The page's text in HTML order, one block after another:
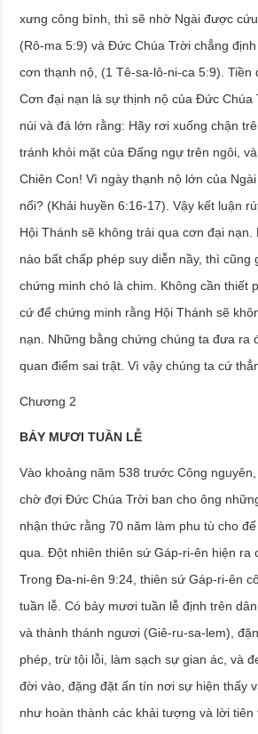
xưng công bình, thì sẽ nhờ Ngài được
(Rô-ma 5:9) và Đức Chúa Trời chẳng
cơn thạnh nộ, (1 Tê-sa-lô-ni-ca 5:9). Tiền
Cơn đại nạn là sự thịnh nộ của Đức Chúa
núi và đá lớn rằng: Hãy rơi xuống chận
tránh khỏi mặt của Đấng ngự trên ngôi,
Chiên Con! Vì ngày thạnh nộ lớn của
nổi? (Khải huyền 6:16-17). Vậy kết luận
Hội Thánh sẽ không trải qua cơn đại nạn.
nào bất chấp phép suy diễn nầy, thì cũng
chứng minh chó là chim. Không cần thiết
cứ để chứng minh rằng Hội Thánh sẽ
nạn. Những bằng chứng chúng ta đưa ra
quan điểm sai trật. Vì vậy chúng ta cứ
Chương 2
BẢY MƯƠI TUẦN LỄ
Vào khoảng năm 538 trước Công
chờ đợi Đức Chúa Trời ban cho ông
nhận thức rằng 70 năm làm phu tù cho
qua. Đột nhiên thiên sứ Gáp-ri-ên hiện ra
Trong Đa-ni-ên 9:24, thiên sứ Gáp-ri-ên
tuần lễ. Có bảy mươi tuần lễ định trên
và thành thánh ngươi (Giê-ru-sa-lem),
phép, trừ tội lỗi, làm sạch sự gian ác, và
đời vào, đặng đặt ấn tín nơi sự hiện thấy
như hoàn thành các khải tượng và lời